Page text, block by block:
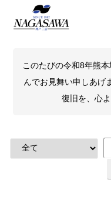
このたびの令和8年熊
んでお見舞い申しあげ
復旧を、心